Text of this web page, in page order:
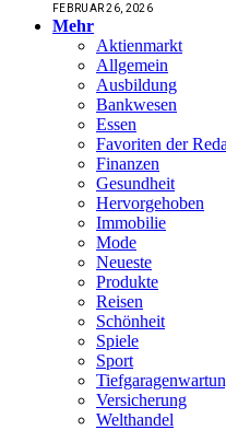
FEBRUAR 26, 2026
Mehr
Aktienmarkt
Allgemein
Ausbildung
Bankwesen
Essen
Favoriten der
Finanzen
Gesundheit
Hervorgehoben
Immobilie
Mode
Neueste
Produkte
Reisen
Schönheit
Spiele
Sport
Versicherung
Welthandel